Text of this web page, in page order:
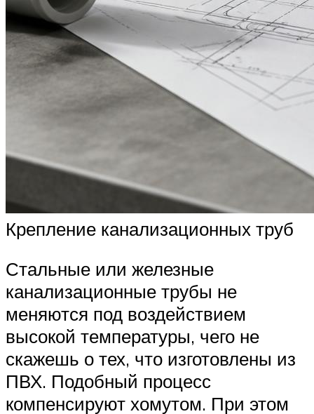
Крепление канализационных труб
Стальные или железные
канализационные трубы не
меняются под воздействием
высокой температуры, чего не
скажешь о тех, что изготовлены из
ПВХ. Подобный процесс
компенсируют хомутом. При этом